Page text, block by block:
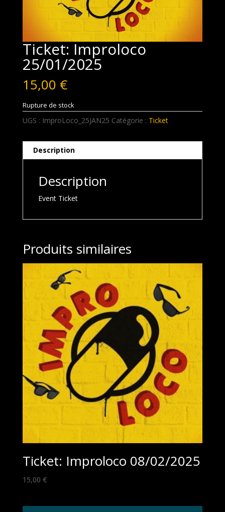
Ticket: Improloco
25/01/2025
15,00 €
Rupture de stock
UGS : ImproLoco_25JAN25 Catégorie : Ticket
Description
Description
Event Ticket
Produits similaires
Ticket: Improloco 08/02/2025
15,00 €